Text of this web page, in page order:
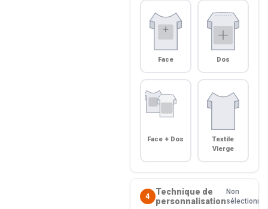
Face Dos
Face + Dos
Textile
Vierge
4
Technique de
personnalisation
Non
sélectionné